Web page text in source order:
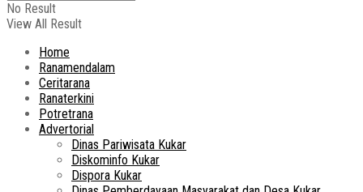
No Result
View All Result
Home
Ranamendalam
Ceritarana
Ranaterkini
Potretrana
Advertorial
Dinas Pariwisata Kukar
Diskominfo Kukar
Dispora Kukar